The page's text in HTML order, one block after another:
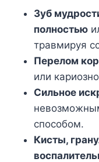
Зуб
полностью
травмируя
Перелом
или
Сильное
способом.
Кисты,